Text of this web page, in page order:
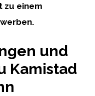
zu einem
und
Kamistad